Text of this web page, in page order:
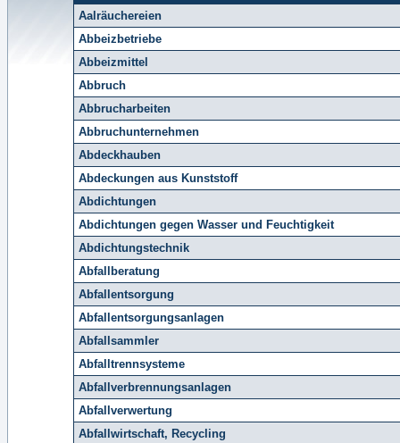
Aalräuchereien
Abbeizbetriebe
Abbeizmittel
Abbruch
Abbrucharbeiten
Abbruchunternehmen
Abdeckhauben
Abdeckungen aus Kunststoff
Abdichtungen
Abdichtungen gegen Wasser und Feuchtigkeit
Abdichtungstechnik
Abfallberatung
Abfallentsorgung
Abfallentsorgungsanlagen
Abfallsammler
Abfalltrennsysteme
Abfallverbrennungsanlagen
Abfallverwertung
Abfallwirtschaft, Recycling